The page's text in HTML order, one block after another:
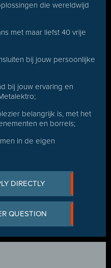
die wereldwijd
met maar liefst 40 vrije
bij jouw persoonlijke
bij jouw ervaring en
belangrijk is, met het
en borrels;
in de eigen
DIRECTLY
QUESTION